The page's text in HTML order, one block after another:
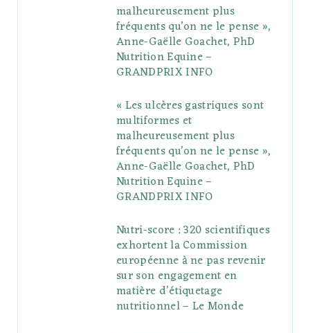
P
l
s
r
a
m
e
s
malheureusement plus
fréquents qu’on ne le pense »,
Anne-Gaëlle Goachet, PhD
Nutrition Equine –
GRANDPRIX INFO
« Les ulcères gastriques sont
multiformes et
malheureusement plus
fréquents qu’on ne le pense »,
Anne-Gaëlle Goachet, PhD
Nutrition Equine –
GRANDPRIX INFO
Nutri-score : 320 scientifiques
exhortent la Commission
européenne à ne pas revenir
sur son engagement en
matière d’étiquetage
nutritionnel – Le Monde